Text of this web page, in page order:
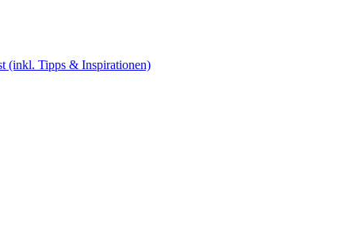
(inkl. Tipps & Inspirationen)